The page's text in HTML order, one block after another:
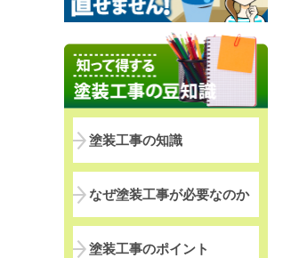
塗装工事の知識
なぜ塗装工事が必要なのか
塗装工事のポイント